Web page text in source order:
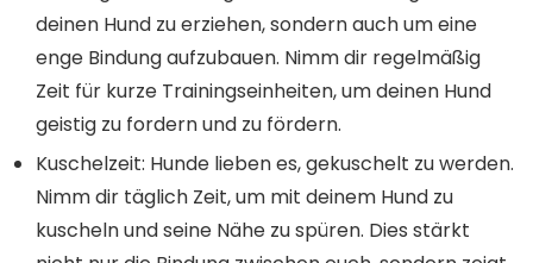
deinen Hund zu erziehen, sondern auch um eine
enge Bindung aufzubauen. Nimm dir regelmäßig
Zeit für kurze Trainingseinheiten, um deinen Hund
geistig zu fordern und zu fördern.
Kuschelzeit: Hunde lieben es, gekuschelt zu werden.
Nimm dir täglich Zeit, um mit deinem Hund zu
kuscheln und seine Nähe zu spüren. Dies stärkt